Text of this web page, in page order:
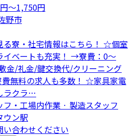
〜1,750円
野市
る寮・社宅情報はこちら！ ☆個室
イベートも充実！ →寮費：0～
金/礼金/鍵交換代/クリーニング
無料の求人も多数！ ☆家具家電
ラクラ…
フ・工場内作業 · 製造スタッフ
ウン駅
い合わせください